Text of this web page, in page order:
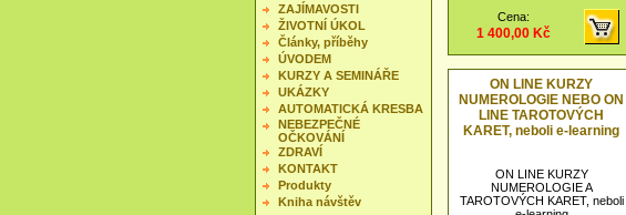
ZAJÍMAVOSTI
ŽIVOTNÍ ÚKOL
Články, příběhy
ÚVODEM
KURZY A SEMINÁŘE
UKÁZKY
AUTOMATICKÁ KRESBA
NEBEZPEČNÉ
OČKOVÁNÍ
ZDRAVÍ
KONTAKT
Produkty
Kniha návštěv
Cena:
1 400,00 Kč
ON LINE KURZY
NUMEROLOGIE NEBO ON
LINE TAROTOVÝCH
KARET, neboli e-learning
ON LINE KURZY
NUMEROLOGIE A
TAROTOVÝCH KARET, neboli